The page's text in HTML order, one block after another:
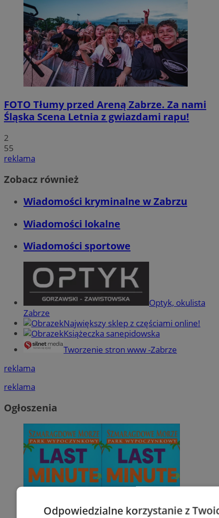
FOTO Tłumy przed Areną Zabrze. Za nami
Śląska Scena Letnia z gwiazdami rapu!
2
55
reklama
Zobacz również
Wiadomości kryminalne w Zabrzu
Wiadomości lokalne
Wiadomości sportowe
Optyk, okulista
Zabrze
Największy sklep z częściami online!
Książeczka sanepidowska
Tworzenie stron www -Zabrze
reklama
reklama
Ogłoszenia
Odpowiedzialne korzystanie z